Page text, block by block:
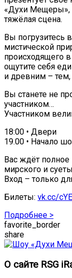
«Духи Мещеры»,
тяжёлая сцена.
Вы погрузитесь
мистической
происходящего
ощутите себя
и древним –
Вы станете не
участником…
Участником
18:00 • Двери
19.00 • Начало
Вас ждёт
мирского и
Вход – только
Билеты: vk.cc/
Подробнее >
favorite_border
share
О сайте RSG